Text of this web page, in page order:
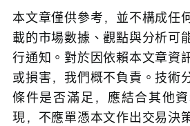
本文章僅供參考，並不構成任
載的市場數據、觀點與分析可
行通知。對於因依賴本文章資
或損害，我們概不負責。技術
條件是否滿足，應結合其他
現，不應單憑本文作出交易決